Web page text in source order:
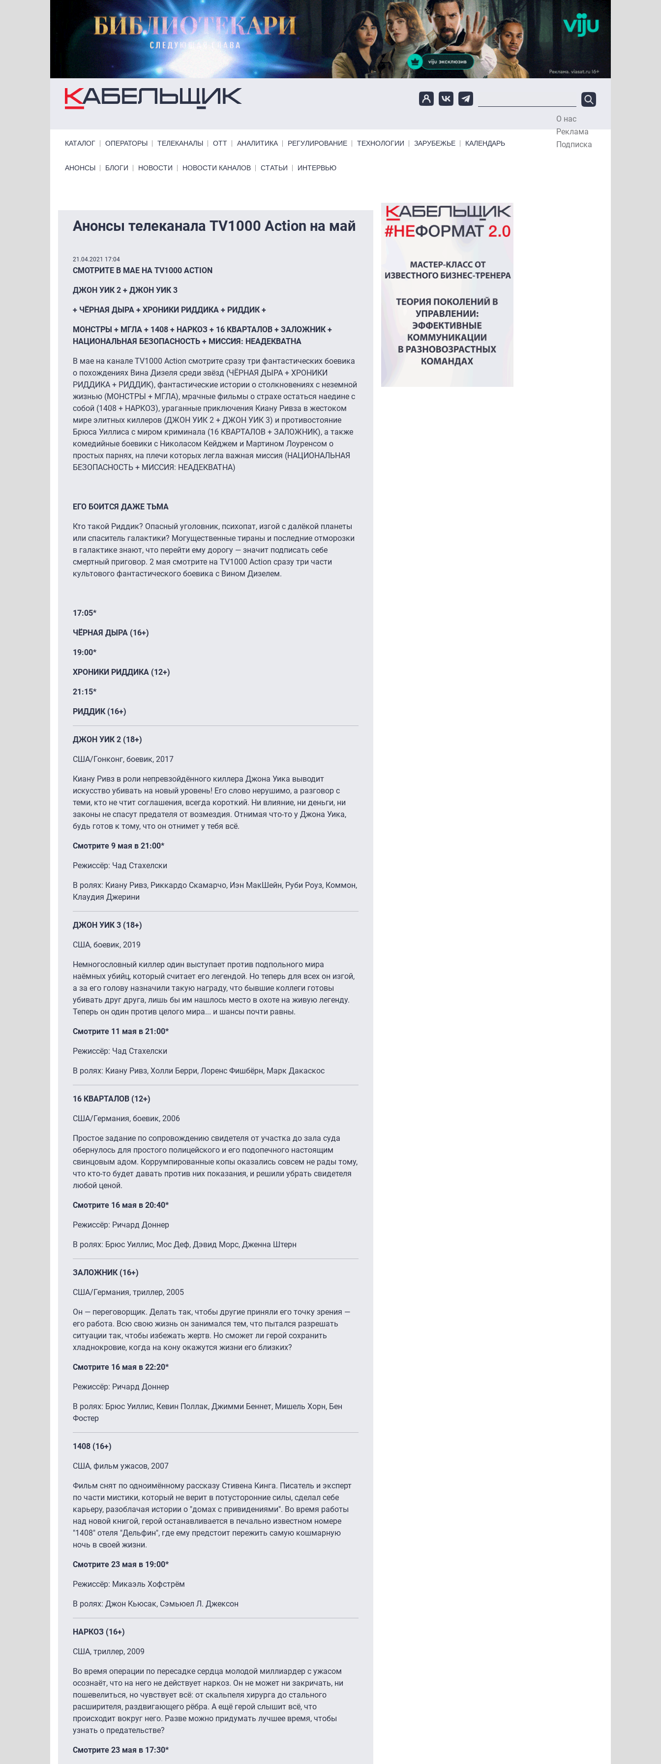
Перейти к основному содержанию
О нас
Реклама
Подписка
КАТАЛОГ ОПЕРАТОРЫ ТЕЛЕКАНАЛЫ ОТТ АНАЛИТИКА РЕГУЛИРОВАНИЕ ТЕХНОЛОГИИ ЗАРУБЕЖЬЕ КАЛЕНДАРЬ
Primary links bottom
АНОНСЫ БЛОГИ НОВОСТИ НОВОСТИ КАНАЛОВ СТАТЬИ ИНТЕРВЬЮ
Анонсы телеканала TV1000 Action на май
21.04.2021 17:04
СМОТРИТЕ В МАЕ НА TV1000 ACTION
ДЖОН УИК 2 + ДЖОН УИК 3
+ ЧЁРНАЯ ДЫРА + ХРОНИКИ РИДДИКА + РИДДИК +
МОНСТРЫ + МГЛА + 1408 + НАРКОЗ + 16 КВАРТАЛОВ + ЗАЛОЖНИК +
НАЦИОНАЛЬНАЯ БЕЗОПАСНОСТЬ + МИССИЯ: НЕАДЕКВАТНА
В мае на канале TV1000 Action смотрите сразу три фантастических боевика
о похождениях Вина Дизеля среди звёзд (ЧЁРНАЯ ДЫРА + ХРОНИКИ
РИДДИКА + РИДДИК), фантастические истории о столкновениях с неземной
жизнью (МОНСТРЫ + МГЛА), мрачные фильмы о страхе остаться наедине с
собой (1408 + НАРКОЗ), ураганные приключения Киану Ривза в жестоком
мире элитных киллеров (ДЖОН УИК 2 + ДЖОН УИК 3) и противостояние
Брюса Уиллиса с миром криминала (16 КВАРТАЛОВ + ЗАЛОЖНИК), а также
комедийные боевики с Николасом Кейджем и Мартином Лоуренсом о
простых парнях, на плечи которых легла важная миссия (НАЦИОНАЛЬНАЯ
БЕЗОПАСНОСТЬ + МИССИЯ: НЕАДЕКВАТНА)
ЕГО БОИТСЯ ДАЖЕ ТЬМА
Кто такой Риддик? Опасный уголовник, психопат, изгой с далёкой планеты
или спаситель галактики? Могущественные тираны и последние отморозки
в галактике знают, что перейти ему дорогу — значит подписать себе
смертный приговор. 2 мая смотрите на TV1000 Action сразу три части
культового фантастического боевика с Вином Дизелем.
17:05*
ЧЁРНАЯ ДЫРА (16+)
19:00*
ХРОНИКИ РИДДИКА (12+)
21:15*
РИДДИК (16+)
ДЖОН УИК 2 (18+)
США/Гонконг, боевик, 2017
Киану Ривз в роли непревзойдённого киллера Джона Уика выводит
искусство убивать на новый уровень! Его слово нерушимо, а разговор с
теми, кто не чтит соглашения, всегда короткий. Ни влияние, ни деньги, ни
законы не спасут предателя от возмездия. Отнимая что-то у Джона Уика,
будь готов к тому, что он отнимет у тебя всё.
Смотрите 9 мая в 21:00*
Режиссёр: Чад Стахелски
В ролях: Киану Ривз, Риккардо Скамарчо, Иэн МакШейн, Руби Роуз, Коммон,
Клаудия Джерини
ДЖОН УИК 3 (18+)
США, боевик, 2019
Немногословный киллер один выступает против подпольного мира
наёмных убийц, который считает его легендой. Но теперь для всех он изгой,
а за его голову назначили такую награду, что бывшие коллеги готовы
убивать друг друга, лишь бы им нашлось место в охоте на живую легенду.
Теперь он один против целого мира... и шансы почти равны.
Смотрите 11 мая в 21:00*
Режиссёр: Чад Стахелски
В ролях: Киану Ривз, Холли Берри, Лоренс Фишбёрн, Марк Дакаскос
16 КВАРТАЛОВ (12+)
США/Германия, боевик, 2006
Простое задание по сопровождению свидетеля от участка до зала суда
обернулось для простого полицейского и его подопечного настоящим
свинцовым адом. Коррумпированные копы оказались совсем не рады тому,
что кто-то будет давать против них показания, и решили убрать свидетеля
любой ценой.
Смотрите 16 мая в 20:40*
Режиссёр: Ричард Доннер
В ролях: Брюс Уиллис, Мос Деф, Дэвид Морс, Дженна Штерн
ЗАЛОЖНИК (16+)
США/Германия, триллер, 2005
Он — переговорщик. Делать так, чтобы другие приняли его точку зрения —
его работа. Всю свою жизнь он занимался тем, что пытался разрешать
ситуации так, чтобы избежать жертв. Но сможет ли герой сохранить
хладнокровие, когда на кону окажутся жизни его близких?
Смотрите 16 мая в 22:20*
Режиссёр: Ричард Доннер
В ролях: Брюс Уиллис, Кевин Поллак, Джимми Беннет, Мишель Хорн, Бен
Фостер
1408 (16+)
США, фильм ужасов, 2007
Фильм снят по одноимённому рассказу Стивена Кинга. Писатель и эксперт
по части мистики, который не верит в потусторонние силы, сделал себе
карьеру, разоблачая истории о "домах с привидениями". Во время работы
над новой книгой, герой останавливается в печально известном номере
"1408" отеля "Дельфин", где ему предстоит пережить самую кошмарную
ночь в своей жизни.
Смотрите 23 мая в 19:00*
Режиссёр: Mикаэль Хофстрём
В ролях: Джон Кьюсак, Сэмьюел Л. Джексон
НАРКОЗ (16+)
США, триллер, 2009
Во время операции по пересадке сердца молодой миллиардер с ужасом
осознаёт, что на него не действует наркоз. Он не может ни закричать, ни
пошевелиться, но чувствует всё: от скальпеля хирурга до стального
расширителя, раздвигающего рёбра. А ещё герой слышит всё, что
происходит вокруг него. Разве можно придумать лучшее время, чтобы
узнать о предательстве?
Смотрите 23 мая в 17:30*